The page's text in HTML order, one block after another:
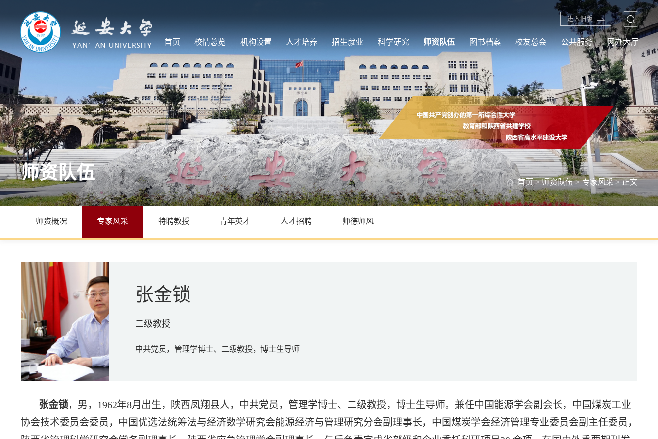
进入旧版
首页 校情总览 机构设置 人才培养 招生就业 科学研究 师资队伍 图书档案 校友总会 公共服务 网办大厅
师资队伍 首页 > 师资队伍 > 专家风采 > 正文
师资概况 专家风采 特聘教授 青年英才 人才招聘 师德师风
张金锁
二级教授
中共党员，管理学博士、二级教授，博士生导师
张金锁，男，1962年8月出生，陕西凤翔县人，中共党员，管理学博士、二级教授，博士生导师。兼任中国能源学会副会长，中国煤炭工业
协会技术委员会委员，中国优选法统筹法与经济数学研究会能源经济与管理研究分会副理事长，中国煤炭学会经济管理专业委员会副主任委员，